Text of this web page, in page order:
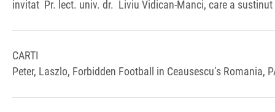
invitat Pr. lect. univ. dr. Liviu Vidican-Manci, care a
CARTI
Peter, Laszlo, Forbidden Football in Ceausescu’s Romania,